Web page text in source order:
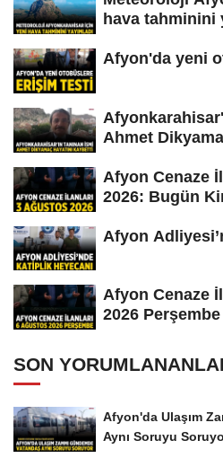
hava tahminini
Afyon'da yeni
Ahmet
Afyon Cenaze
2026: Bugün
Afyon
Afyon Cenaze
2026 Perşembe
SON
Afyon'da Ulaşım
Aynı Soruyu